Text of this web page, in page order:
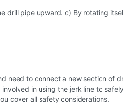
drill pipe upward. c) By rotating
need to connect a new section of
in using the jerk line to
cover all safety considerations.